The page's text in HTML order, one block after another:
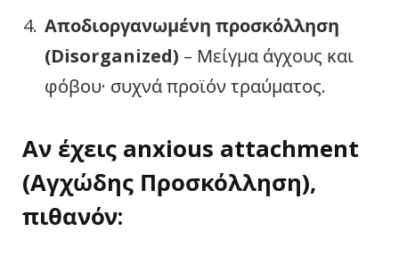
Αποδιοργανωμένη προσκόλληση
(Disorganized) – Μείγμα άγχους και
φόβου· συχνά προϊόν τραύματος.
Αν έχεις anxious attachment
(Αγχώδης Προσκόλληση),
πιθανόν: